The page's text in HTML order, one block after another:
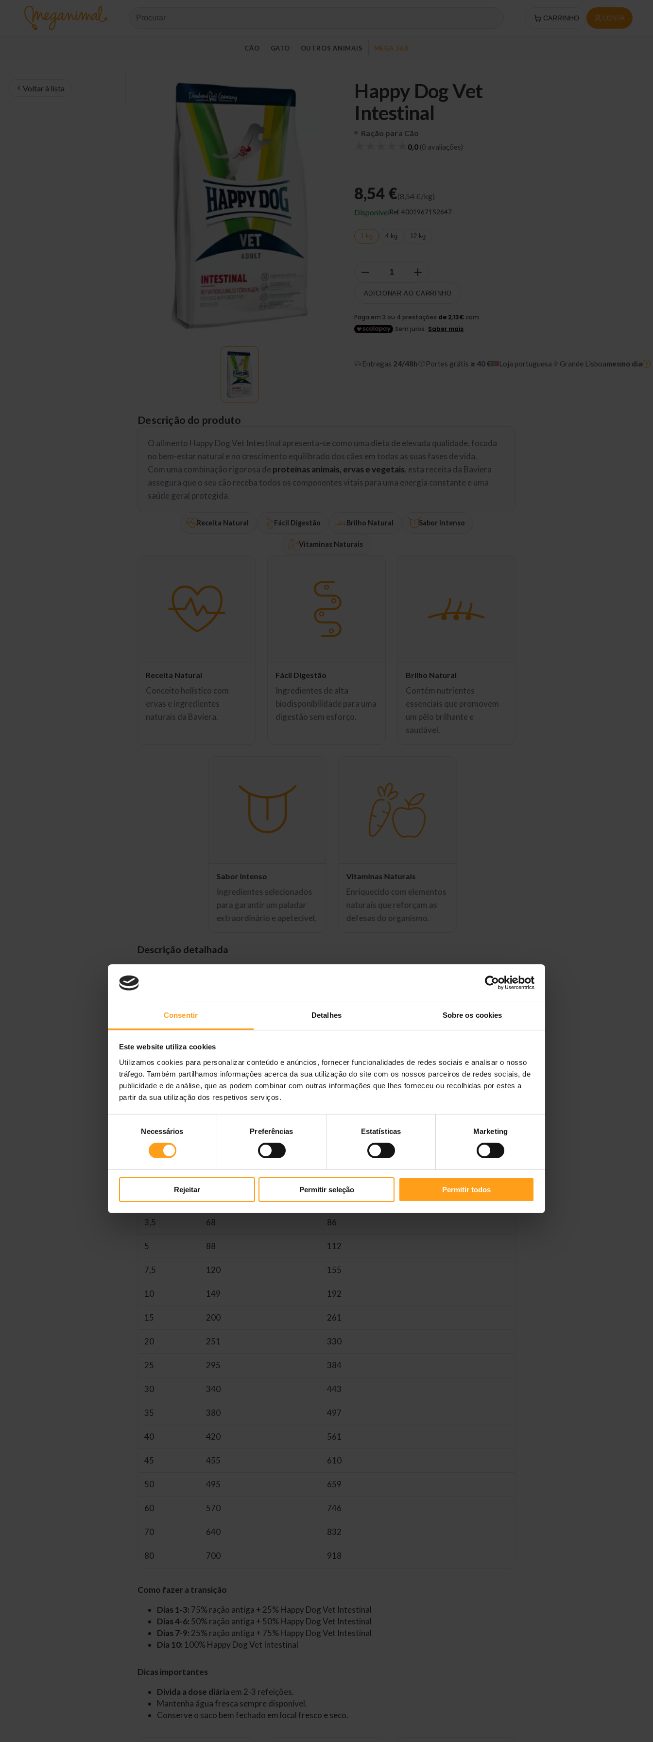
Consentir Detalhes Sobre os cookies
Este website utiliza cookies
Utilizamos cookies para personalizar conteúdo e anúncios, fornecer funcionalidades de redes sociais e analisar o nosso
tráfego. Também partilhamos informações acerca da sua utilização do site com os nossos parceiros de redes sociais, de
publicidade e de análise, que as podem combinar com outras informações que lhes forneceu ou recolhidas por estes a
partir da sua utilização dos respetivos serviços.
consentimento
Necessários Preferências Estatísticas Marketing
Rejeitar Permitir seleção Permitir todos
CARRINHO CONTA
CÃO GATO OUTROS ANIMAIS MEGA 360
Voltar à lista
Happy Dog Vet
Intestinal
Ração para Cão
0,0 (0 avaliações)
8,54 €(8,54 €/kg)
DisponívelRef.4001967152647
1 kg 4 kg 12 kg
ADICIONAR AO CARRINHO
Entregas 24/48h Portes grátis ≥ 40 € Loja portuguesa Grande Lisboamesmo dia ?
Descrição do produto
O alimento Happy Dog Vet Intestinal apresenta-se como uma dieta de elevada qualidade, focada
no bem-estar natural e no crescimento equilibrado dos cães em todas as suas fases de vida.
Com uma combinação rigorosa de proteínas animais, ervas e vegetais, esta receita da Baviera
assegura que o seu cão receba todos os componentes vitais para uma energia constante e uma
saúde geral protegida.
Receita Natural Fácil Digestão Brilho Natural Sabor Intenso
Vitaminas Naturais
Receita Natural
Conceito holístico com
ervas e ingredientes
naturais da Baviera.
Fácil Digestão
Ingredientes de alta
biodisponibilidade para uma
digestão sem esforço.
Brilho Natural
Contém nutrientes
essenciais que promovem
um pêlo brilhante e
saudável.
Sabor Intenso
Ingredientes selecionados
para garantir um paladar
extraordinário e apetecível.
Vitaminas Naturais
Enriquecido com elementos
naturais que reforçam as
defesas do organismo.
Descrição detalhada
Ingredientes da Baviera
garantindo uma excelente digestibilidade .
Guia de Alimentação
Peso ideal
do cão
Cães adultos com requisitos
Carrochos entre os 6 e os 12 meses com
requisitos normais*
3,5 68 86
5 88 112
7,5 120 155
10 149 192
15 200 261
20 251 330
25 295 384
30 340 443
35 380 497
40 420 561
45 455 610
50 495 659
60 570 746
70 640 832
80 700 918
Como fazer a transição
Dias 1-3: 75% ração antiga + 25% Happy Dog Vet Intestinal
Dias 4-6: 50% ração antiga + 50% Happy Dog Vet Intestinal
Dias 7-9: 25% ração antiga + 75% Happy Dog Vet Intestinal
Dia 10: 100% Happy Dog Vet Intestinal
Dicas importantes
Divida a dose diária em 2-3 refeições.
Mantenha água fresca sempre disponível.
Conserve o saco bem fechado em local fresco e seco.